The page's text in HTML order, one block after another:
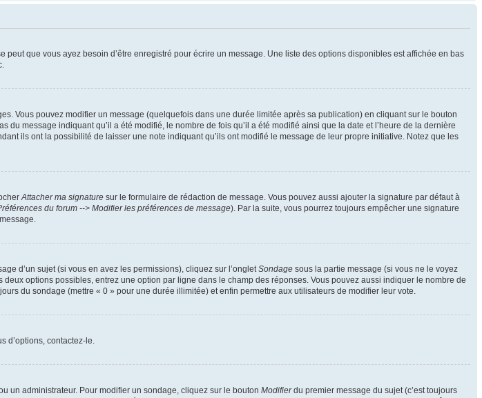
que vous ayez besoin d’être enregistré pour écrire un message. Une liste des options disponibles est affichée en bas
Vous pouvez modifier un message (quelquefois dans une durée limitée après sa publication) en cliquant sur le bouton
message indiquant qu’il a été modifié, le nombre de fois qu’il a été modifié ainsi que la date et l’heure de la dernière
ils ont la possibilité de laisser une note indiquant qu’ils ont modifié le message de leur propre initiative. Notez que les
Attacher ma signature sur le formulaire de rédaction de message. Vous pouvez aussi ajouter la signature par défaut à
du forum --> Modifier les préférences de message). Par la suite, vous pourrez toujours empêcher une signature
d’un sujet (si vous en avez les permissions), cliquez sur l’onglet Sondage sous la partie message (si vous ne le voyez
options possibles, entrez une option par ligne dans le champ des réponses. Vous pouvez aussi indiquer le nombre de
du sondage (mettre « 0 » pour une durée illimitée) et enfin permettre aux utilisateurs de modifier leur vote.
d’options, contactez-le.
un administrateur. Pour modifier un sondage, cliquez sur le bouton Modifierdu premier message du sujet (c’est toujours